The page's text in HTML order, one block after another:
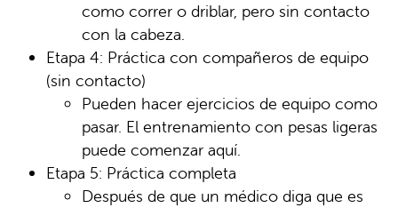
como correr o driblar, pero sin contacto
con la cabeza.
Etapa 4: Práctica con compañeros de equipo
(sin contacto)
Pueden hacer ejercicios de equipo como
pasar. El entrenamiento con pesas ligeras
puede comenzar aquí.
Etapa 5: Práctica completa
Después de que un médico diga que es